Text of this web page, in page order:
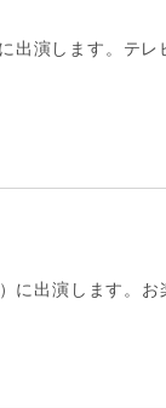
演します。テレ
出演します。お